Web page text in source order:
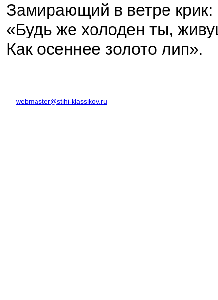
Замирающий в ветре крик:
«Будь же холоден ты,
Как осеннее золото лип».
webmaster@stihi-klassikov.ru